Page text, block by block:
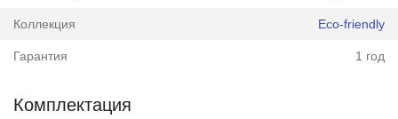
Коллекция Eco-friendly
Гарантия 1 год
Комплектация